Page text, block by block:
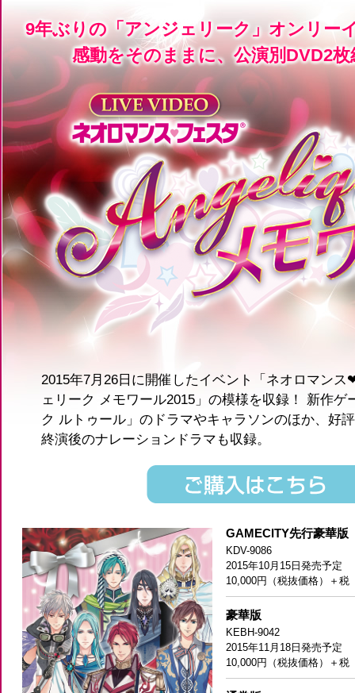
9年ぶりの「アンジェリーク」オンリー
感動をそのままに、公演別DVD2
2015年7月26日に開催したイベント「ネオロマン
ェリーク メモワール2015」の模様を収録！ 新作ゲ
ク ルトゥール」のドラマやキャラソンのほか、好
終演後のナレーションドラマも収録。
GAMECITY先行豪華版
KDV-9086
2015年10月15日発売予定
10,000円（税抜価格）＋税
豪華版
KEBH-9042
2015年11月18日発売予定
10,000円（税抜価格）＋税